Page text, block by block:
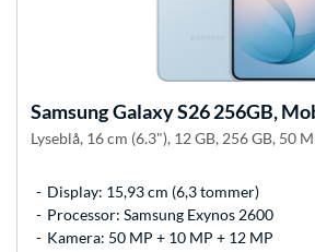
SamsungGalaxy S26 256GB,
Lyseblå, 16 cm (6.3"), 12 GB, 256 GB, 50
Display: 15,93 cm (6,3 tommer)
Processor: Samsung Exynos 2600
Kamera: 50 MP + 10 MP + 12 MP